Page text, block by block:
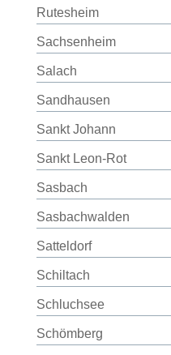
Rutesheim
Sachsenheim
Salach
Sandhausen
Sankt Johann
Sankt Leon-Rot
Sasbach
Sasbachwalden
Satteldorf
Schiltach
Schluchsee
Schömberg